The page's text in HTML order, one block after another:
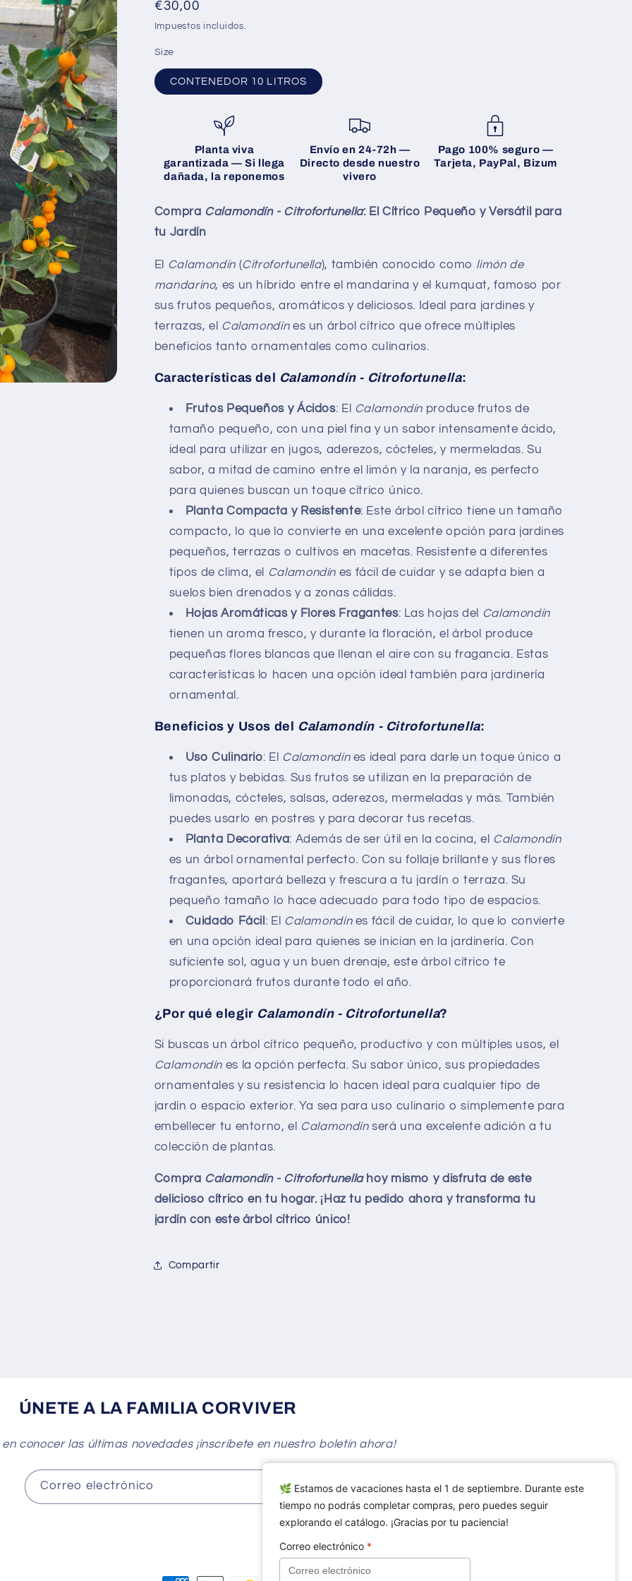
Precio
habitual
€30,00
Impuestos incluidos.
Size
CONTENEDOR 10 LITROS
Planta viva
garantizada — Si llega
dañada, la reponemos
Envío en 24-72h —
Directo desde nuestro
vivero
Pago 100% seguro —
Tarjeta, PayPal, Bizum
Compra Calamondín - Citrofortunella: El Cítrico Pequeño y Versátil para
tu Jardín
El Calamondín(Citrofortunella), también conocido como limón de
mandarino, es un híbrido entre el mandarina y el kumquat, famoso por
sus frutos pequeños, aromáticos y deliciosos. Ideal para jardines y
terrazas, el
Calamondínes un árbol cítrico que ofrece múltiples
beneficios tanto ornamentales como culinarios.
Características del Calamondín - Citrofortunella:
Frutos Pequeños y Ácidos: El Calamondín produce frutos de
tamaño pequeño, con una piel fina y un sabor intensamente ácido,
ideal para utilizar en jugos, aderezos, cócteles, y mermeladas. Su
sabor, a mitad de camino entre el limón y la naranja, es perfecto
para quienes buscan un toque cítrico único.
Planta Compacta y Resistente: Este árbol cítrico tiene un tamaño
compacto, lo que lo convierte en una excelente opción para jardines
pequeños, terrazas o cultivos en macetas. Resistente a diferentes
tipos de clima, el
Calamondín es fácil de cuidar y se adapta bien a
suelos bien drenados y a zonas cálidas.
Hojas Aromáticas y Flores Fragantes: Las hojas del
Calamondín
tienen un aroma fresco, y durante la floración, el árbol produce
pequeñas flores blancas que llenan el aire con su fragancia. Estas
características lo hacen una opción ideal también para jardinería
ornamental.
Beneficios y Usos del Calamondín - Citrofortunella:
Uso Culinario: El Calamondínes ideal para darle un toque único a
tus platos y bebidas. Sus frutos se utilizan en la preparación de
limonadas, cócteles, salsas, aderezos, mermeladas y más. También
puedes usarlo en postres y para decorar tus recetas.
Planta Decorativa: Además de ser útil en la cocina, el Calamondín
es un árbol ornamental perfecto. Con su follaje brillante y sus flores
fragantes, aportará belleza y frescura a tu jardín o terraza. Su
pequeño tamaño lo hace adecuado para todo tipo de espacios.
Cuidado Fácil : El Calamondínes fácil de cuidar, lo que lo convierte
en una opción ideal para quienes se inician en la jardinería. Con
suficiente sol, agua y un buen drenaje, este árbol cítrico te
proporcionará frutos durante todo el año.
¿Por qué elegir Calamondín - Citrofortunella?
Si buscas un árbol cítrico pequeño, productivo y con múltiples usos, el
Calamondín es la opción perfecta. Su sabor único, sus propiedades
ornamentales y su resistencia lo hacen ideal para cualquier tipo de
jardín o espacio exterior. Ya sea para uso culinario o simplemente para
embellecer tu entorno, el
Calamondínserá una excelente adición a tu
colección de plantas.
Compra Calamondín - Citrofortunellahoy mismo y disfruta de este
delicioso cítrico en tu hogar. ¡Haz tu pedido ahora y transforma tu
jardín con este árbol cítrico único!
Compartir
ÚNETE A LA FAMILIA CORVIVER
en conocer las últimas novedades ¡inscríbete en nuestro boletín ahora!
Correo electrónico
🌿 Estamos de vacaciones hasta el 1 de septiembre. Durante este
tiempo no podrás completar compras, pero puedes seguir
explorando el catálogo. ¡Gracias por tu paciencia!
Correo electrónico *